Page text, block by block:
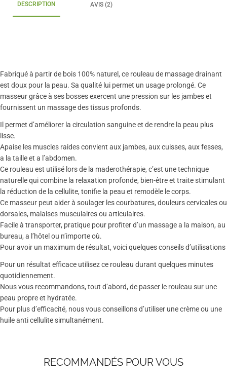
DESCRIPTION AVIS (2)
Fabriqué à partir de bois 100% naturel, ce rouleau de massage drainant
est doux pour la peau. Sa qualité lui permet un usage prolongé. Ce
masseur grâce à ses bosses exercent une pression sur les jambes et
fournissent un massage des tissus profonds.
Il permet d’améliorer la circulation sanguine et de rendre la peau plus
lisse.
Apaise les muscles raides convient aux jambes, aux cuisses, aux fesses,
a la taille et a l’abdomen.
Ce rouleau est utilisé lors de la maderothérapie, c’est une technique
naturelle qui combine la relaxation profonde, bien-être et traite stimulant
la réduction de la cellulite, tonifie la peau et remodèle le corps.
Ce masseur peut aider à soulager les courbatures, douleurs cervicales ou
dorsales, malaises musculaires ou articulaires.
Facile à transporter, pratique pour profiter d’un massage a la maison, au
bureau, a l’hôtel ou n’importe où.
Pour avoir un maximum de résultat, voici quelques conseils d’utilisations
Pour un résultat efficace utilisez ce rouleau durant quelques minutes
quotidiennement.
Nous vous recommandons, tout d’abord, de passer le rouleau sur une
peau propre et hydratée.
Pour plus d’efficacité, nous vous conseillons d’utiliser une crème ou une
huile anti cellulite simultanément.
RECOMMANDÉS POUR VOUS